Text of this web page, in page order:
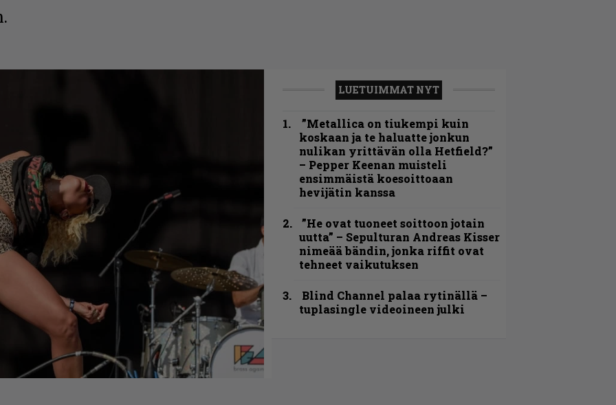
LUETUIMMAT NYT
”Metallica on tiukempi kuin
koskaan ja te haluatte jonkun
nulikan yrittävän olla Hetfield?”
– Pepper Keenan muisteli
ensimmäistä koesoittoaan
hevijätin kanssa
”He ovat tuoneet soittoon jotain
uutta” – Sepulturan Andreas Kisser
nimeää bändin, jonka riffit ovat
tehneet vaikutuksen
Blind Channel palaa rytinällä –
tuplasingle videoineen julki